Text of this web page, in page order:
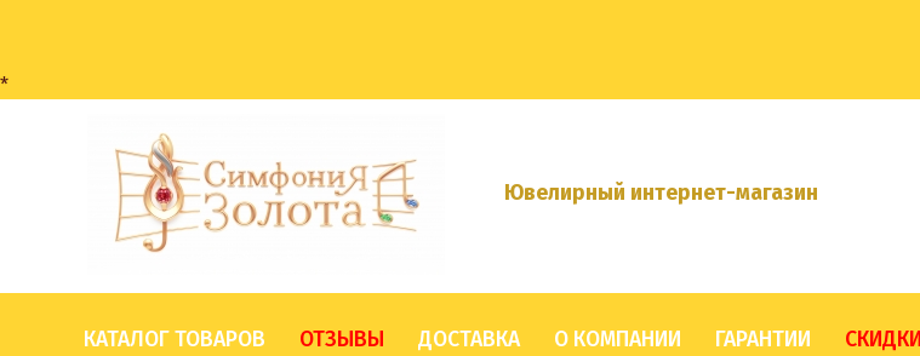
*
Ювелирный интернет-магазин
КАТАЛОГ ТОВАРОВ ОТЗЫВЫ ДОСТАВКА О КОМПАНИИ ГАРАНТИИ СКИДКИ